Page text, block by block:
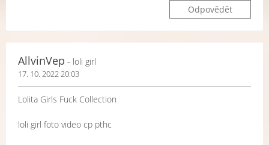
Odpovědět
AllvinVep - loli girl
17. 10. 2022 20:03
Lolita Girls Fuck Collection
loli girl foto video cp pthc